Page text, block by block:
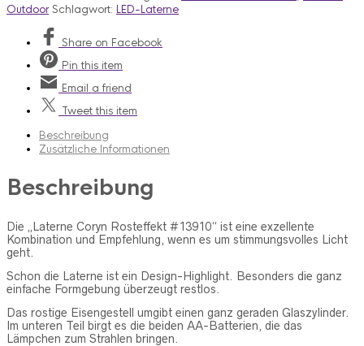
Menge
Outdoor Schlagwort: LED-Laterne
Share on Facebook
Pin this item
Email a friend
Tweetthis item
Beschreibung
Zusätzliche Informationen
Beschreibung
Die „Laterne Coryn Rosteffekt #13910“ ist eine exzellente
Kombination und Empfehlung, wenn es um stimmungsvolles Licht
geht.
Schon die Laterne ist ein Design-Highlight. Besonders die ganz
einfache Formgebung überzeugt restlos.
Das rostige Eisengestell umgibt einen ganz geraden Glaszylinder.
Im unteren Teil birgt es die beiden AA-Batterien, die das
Lämpchen zum Strahlen bringen.